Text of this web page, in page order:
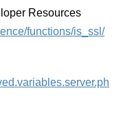
Resources
functions/is_ssl/